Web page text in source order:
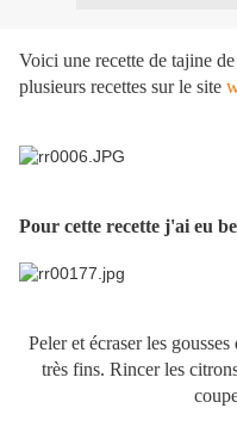
Voici une recette de tajine
plusieurs recettes sur le site
Pour cette recette
Peler et écraser les
très fins. Rincer les